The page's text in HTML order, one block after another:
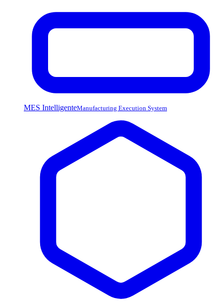
MES IntelligenteManufacturing Execution System